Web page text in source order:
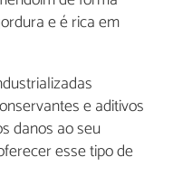
e é rica em
e aditivos
danos ao seu
esse tipo de